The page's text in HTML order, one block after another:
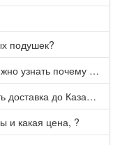
подушек?
Номер телефона действующий можно узнать почему номер неправельный
Здравствуйте, есть в продаже? Есть доставка до Казани?
и какая цена, ?